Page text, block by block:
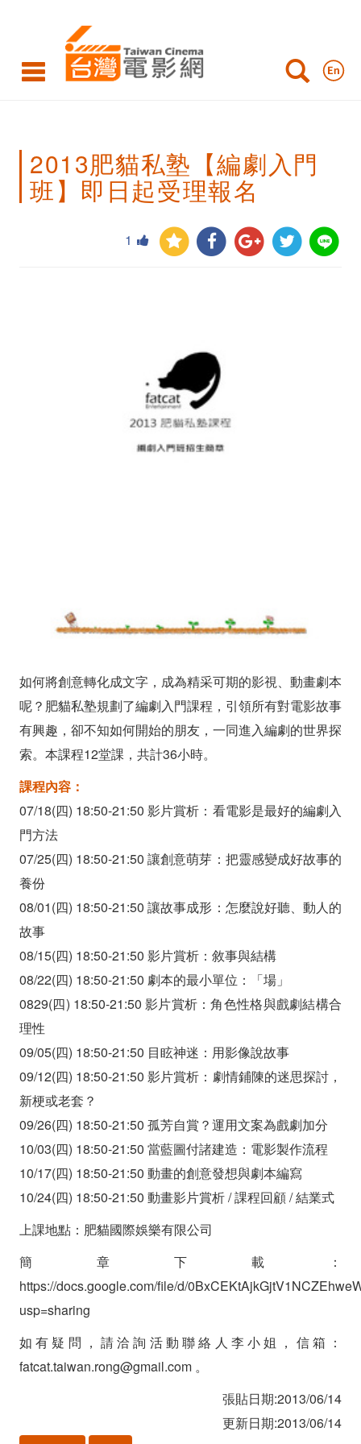
貓
塾
【編
劇
2013肥貓私塾【編劇入門
班】即日起受理報名
1
如何將創意轉化成文字，成為精采可期的影視、動畫劇本
呢？肥貓私塾規劃了編劇入門課程，引領所有對電影故事
有興趣，卻不知如何開始的朋友，一同進入編劇的世界探
索。本課程12堂課，共計36小時。
課程內容：
07/18(四) 18:50-21:50 影片賞析：看電影是最好的編劇入
門方法
07/25(四) 18:50-21:50 讓創意萌芽：把靈感變成好故事的
養份
08/01(四) 18:50-21:50 讓故事成形：怎麼說好聽、動人的
故事
08/15(四) 18:50-21:50 影片賞析：敘事與結構
08/22(四) 18:50-21:50 劇本的最小單位：「場」
0829(四) 18:50-21:50 影片賞析：角色性格與戲劇結構合
理性
09/05(四) 18:50-21:50 目眩神迷：用影像說故事
09/12(四) 18:50-21:50 影片賞析：劇情鋪陳的迷思探討，
新梗或老套？
09/26(四) 18:50-21:50 孤芳自賞？運用文案為戲劇加分
10/03(四) 18:50-21:50 當藍圖付諸建造：電影製作流程
10/17(四) 18:50-21:50 動畫的創意發想與劇本編寫
10/24(四) 18:50-21:50 動畫影片賞析 / 課程回顧 / 結業式
上課地點：肥貓國際娛樂有限公司
簡章下載：
https://docs.google.com/file/d/
usp=sharing
如有疑問，請洽詢活動聯絡人李小姐，信箱：
fatcat.taiwan.rong@gmail.com 。
張貼日期:2013/06/14
更新日期:2013/06/14